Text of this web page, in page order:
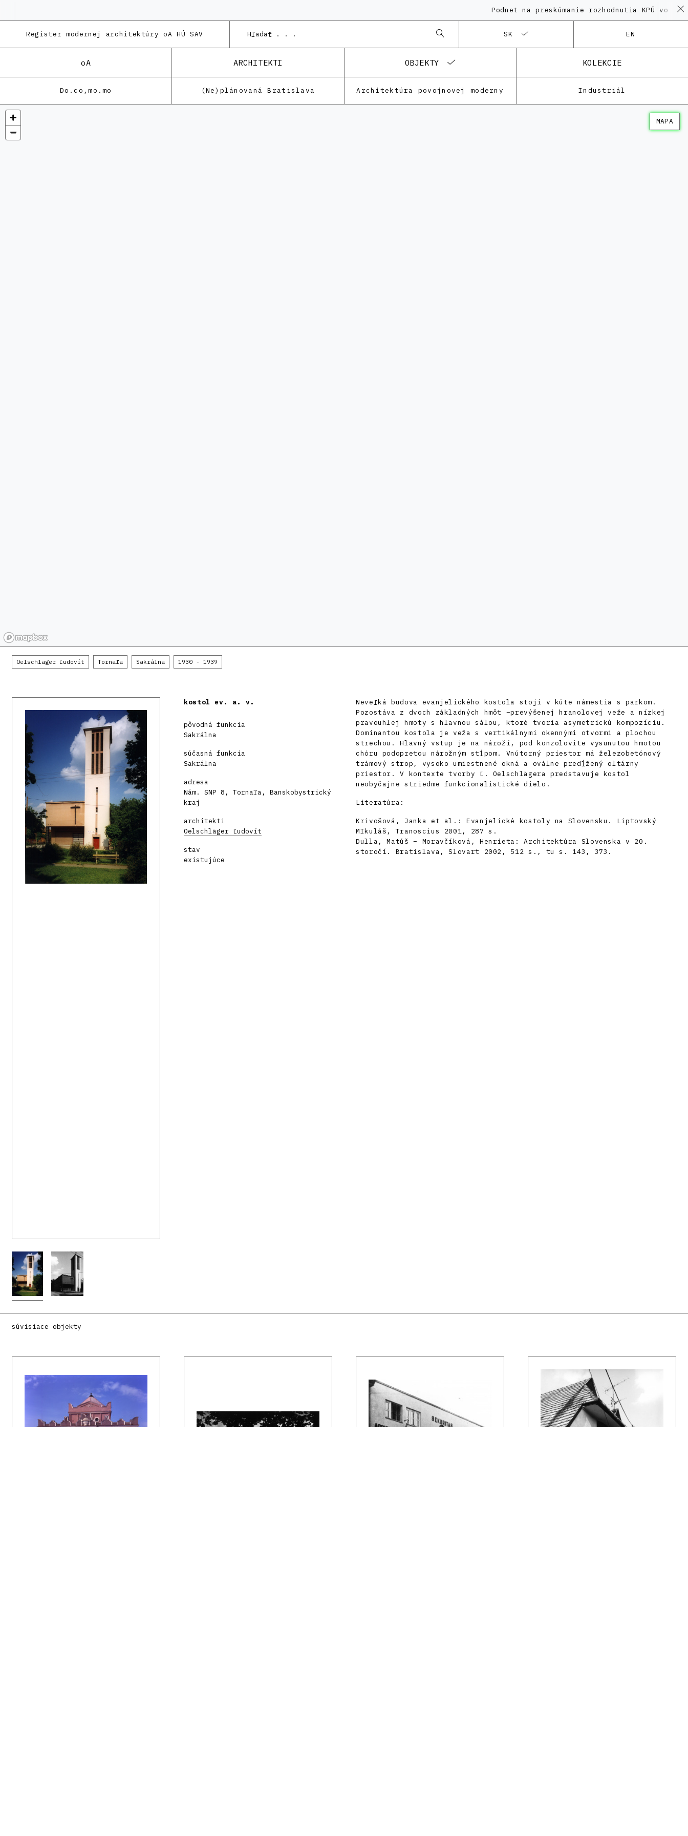
Podnet na preskúmanie rozhodnutia KPÚ vo veci
Register modernej architektúry oA HÚ SAV SK EN
oA ARCHITEKTI OBJEKTY KOLEKCIE
Do.co,mo.mo (Ne)plánovaná Bratislava Architektúra povojnovej moderny Industriál
MAPA
Oelschläger Ľudovít Tornaľa Sakrálna 1930 - 1939
kostol ev. a. v.
pôvodná funkcia
Sakrálna
súčasná funkcia
Sakrálna
adresa
Nám. SNP 8, Tornaľa, Banskobystrický
kraj
architekti
Oelschläger Ľudovít
stav
existujúce
Neveľká budova evanjelického kostola stojí v kúte námestia s parkom.
Pozostáva z dvoch základných hmôt –prevýšenej hranolovej veže a nízkej
pravouhlej hmoty s hlavnou sálou, ktoré tvoria asymetrickú kompozíciu.
Dominantou kostola je veža s vertikálnymi okennými otvormi a plochou
strechou. Hlavný vstup je na nároží, pod konzolovite vysunutou hmotou
chóru podopretou nárožným stĺpom. Vnútorný priestor má železobetónový
trámový strop, vysoko umiestnené okná a oválne predĺžený oltárny
priestor. V kontexte tvorby Ľ. Oelschlägera predstavuje kostol
neobyčajne striedme funkcionalistické dielo.
Literatúra:
Krivošová, Janka et al.: Evanjelické kostoly na Slovensku. Liptovský
MIkuláš, Tranoscius 2001, 287 s.
Dulla, Matúš – Moravčíková, Henrieta: Architektúra Slovenska v 20.
storočí. Bratislava, Slovart 2002, 512 s., tu s. 143, 373.
súvisiace objekty